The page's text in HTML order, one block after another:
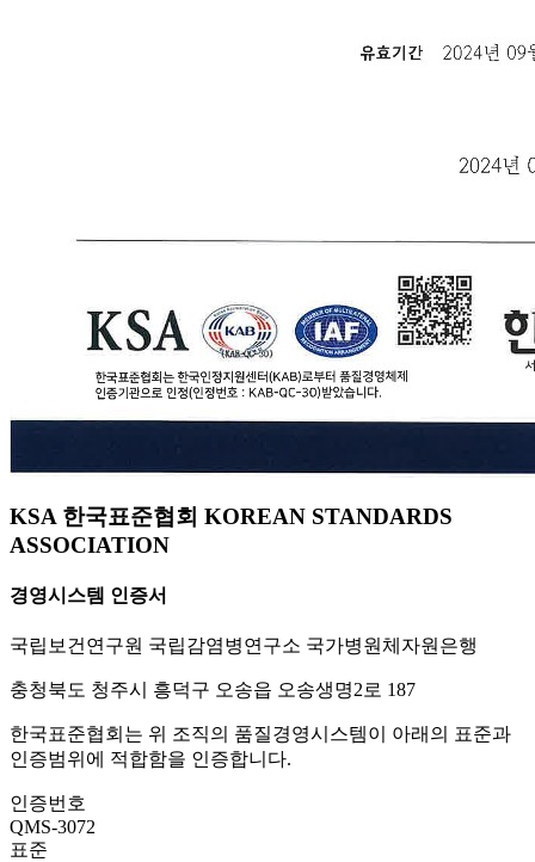
KSA 한국표준협회 KOREAN STANDARDS
ASSOCIATION
경영시스템 인증서
국립보건연구원 국립감염병연구소 국가병원체자원은행
충청북도 청주시 흥덕구 오송읍 오송생명2로 187
한국표준협회는 위 조직의 품질경영시스템이 아래의 표준과
인증범위에 적합함을 인증합니다.
인증번호
QMS-3072
표준